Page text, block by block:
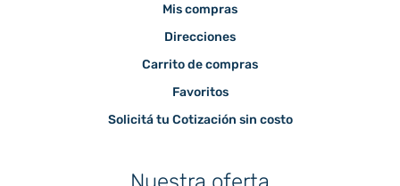
Mis compras
Direcciones
Carrito de compras
Favoritos
Solicitá tu Cotización sin costo